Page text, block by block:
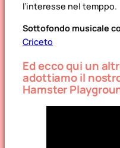
l’interesse nel temppo.
Sottofondo musicale
Criceto
Ed ecco qui un
adottiamo il
Hamster